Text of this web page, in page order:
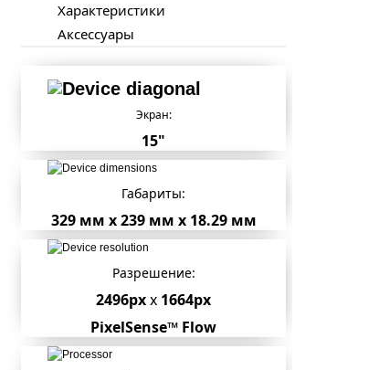
Характеристики
Аксессуары
Экран:
15"
Габариты:
329 мм x 239 мм x 18.29 мм
Разрешение:
2496pxx 1664px
PixelSense™ Flow